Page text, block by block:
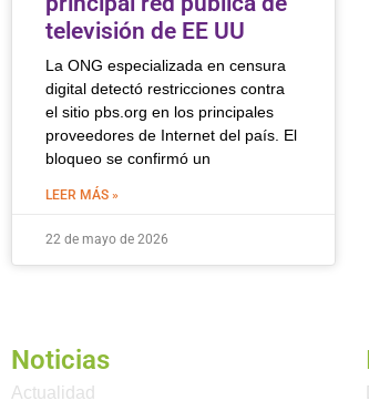
televisión de EE UU
La ONG especializada en censura
digital detectó restricciones contra
el sitio pbs.org en los principales
proveedores de Internet del país. El
bloqueo se confirmó un
LEER MÁS »
22 de mayo de 2026
Noticias
Actualidad